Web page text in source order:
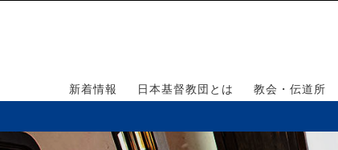
新着情報 日本基督教団とは 教会・伝道所